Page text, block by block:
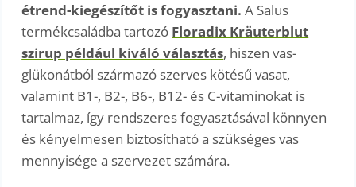
étrend-kiegészítőt is fogyasztani. A Salus
termékcsaládba tartozó Floradix Kräuterblut
szirup például kiváló választás, hiszen vas-
glükonátból származó szerves kötésű vasat,
valamint B1-, B2-, B6-, B12- és C-vitaminokat is
tartalmaz, így rendszeres fogyasztásával könnyen
és kényelmesen biztosítható a szükséges vas
mennyisége a szervezet számára.